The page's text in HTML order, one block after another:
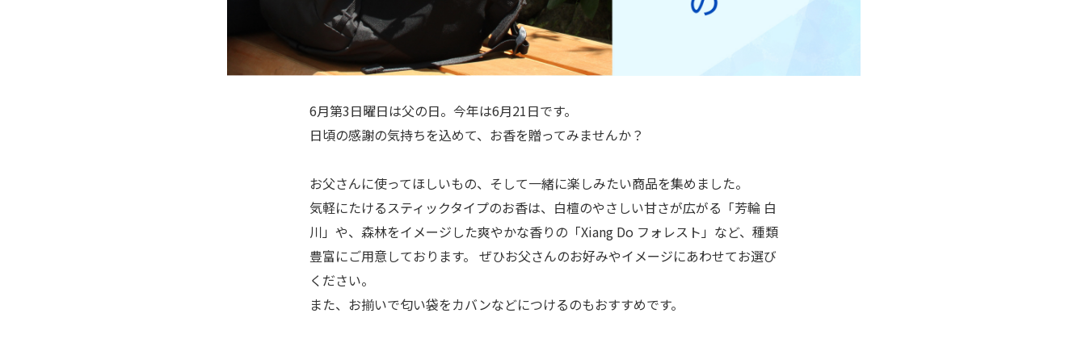
6月第3日曜日は父の日。今年は6月21日です。
日頃の感謝の気持ちを込めて、お香を贈ってみませんか？
お父さんに使ってほしいもの、そして一緒に楽しみたい商品を集めました。
気軽にたけるスティックタイプのお香は、白檀のやさしい甘さが広がる「芳輪 白
川」や、森林をイメージした爽やかな香りの「Xiang Do フォレスト」など、種類
豊富にご用意しております。 ぜひお父さんのお好みやイメージにあわせてお選び
ください。
また、お揃いで匂い袋をカバンなどにつけるのもおすすめです。